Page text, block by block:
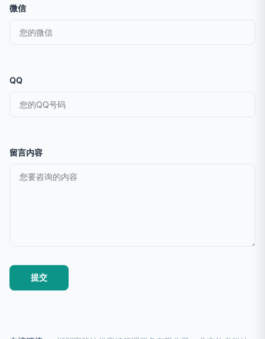
微信
QQ
留言内容